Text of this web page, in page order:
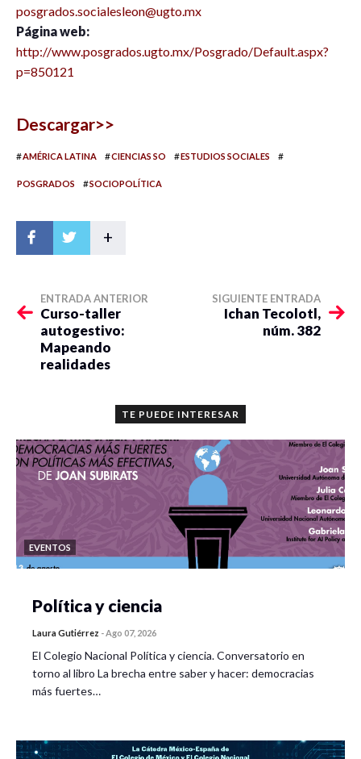
posgrados.socialesleon@ugto.mx
Página web:
http://www.posgrados.ugto.mx/Posgrado/Default.aspx?
p=850121
Descargar>>
#AMÉRICA LATINA #CIENCIAS SO #ESTUDIOS SOCIALES #
POSGRADOS #SOCIOPOLÍTICA
+
ENTRADA ANTERIOR
Curso-taller
autogestivo:
Mapeando
realidades
SIGUIENTE ENTRADA
Ichan Tecolotl,
núm. 382
TE PUEDE INTERESAR
EVENTOS
Política y ciencia
Laura Gutiérrez -Ago 07, 2026
El Colegio Nacional Política y ciencia. Conversatorio en
torno al libro La brecha entre saber y hacer: democracias
más fuertes…